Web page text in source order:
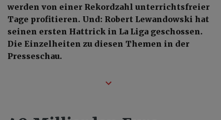
werden von einer Rekordzahl unterrichtsfreier
Tage profitieren. Und: Robert Lewandowski hat
seinen ersten Hattrick in La Liga geschossen.
Die Einzelheiten zu diesen Themen in der
Presseschau.